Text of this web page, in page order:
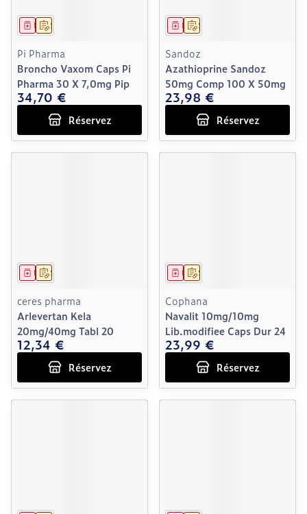
Sur prescription
Médicament
Pi Pharma
Broncho Vaxom Caps Pi
Pharma 30 X 7,0mg Pip
34,70 €
Réservez
Sur prescription
Médicament
Sandoz
Azathioprine Sandoz
50mg Comp 100 X 50mg
23,98 €
Réservez
Sur prescription
Médicament
ceres pharma
Arlevertan Kela
20mg/40mg Tabl 20
12,34 €
Réservez
Sur prescription
Médicament
Cophana
Navalit 10mg/10mg
Lib.modifiee Caps Dur 24
23,99 €
Réservez